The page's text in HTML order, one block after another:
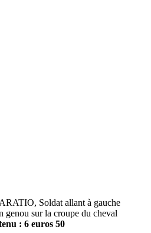
Soldat allant à gauche
genou sur la croupe du cheval
: 6 euros 50